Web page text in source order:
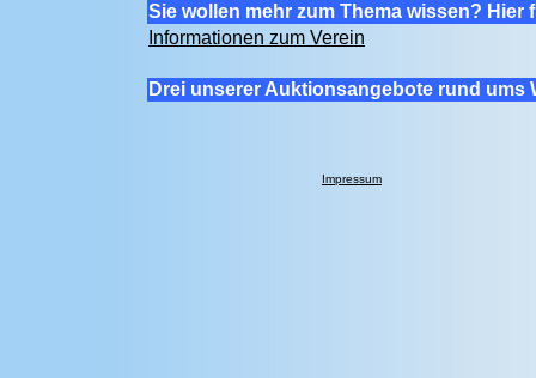
Sie wollen mehr zum Thema wissen? Hier
Informationen zum Verein
Drei unserer Auktionsangebote rund ums
Impressum